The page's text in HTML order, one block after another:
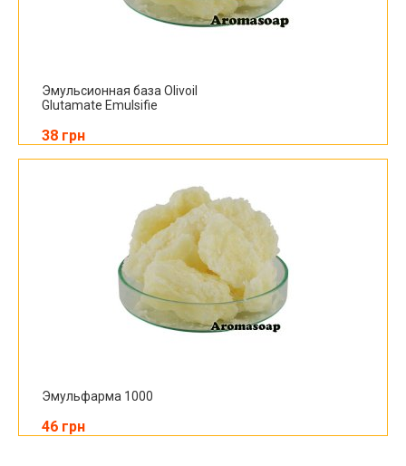
Эмульсионная база Olivoil
Glutamate Emulsifie
38 грн
Эмульфарма 1000
46 грн